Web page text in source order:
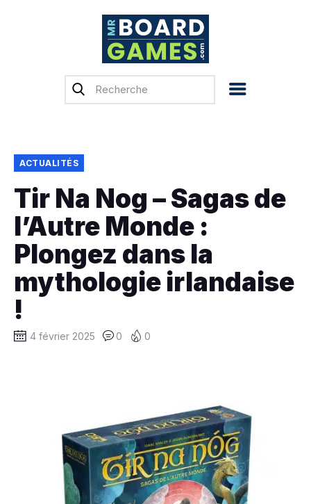
Accueil
Previews
Tops, Conseils &
Guides d’achat
Financement
participatif
Français
ACTUALITÉS
Tir Na Nog – Sagas de
l’Autre Monde :
Plongez dans la
mythologie irlandaise
!
4 février 2025 0 0